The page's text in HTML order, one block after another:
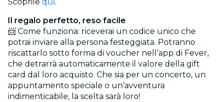
Scoprile qui .
Il regalo perfetto, reso facile
📨 Come funziona: riceverai un codice unico che
potrai inviare alla persona festeggiata. Potranno
riscattarlo sotto forma di voucher nell’app di Fever,
che detrarrà automaticamente il valore della gift
card dal loro acquisto. Che sia per un concerto, un
appuntamento speciale o un’avventura
indimenticabile, la scelta sarà loro!